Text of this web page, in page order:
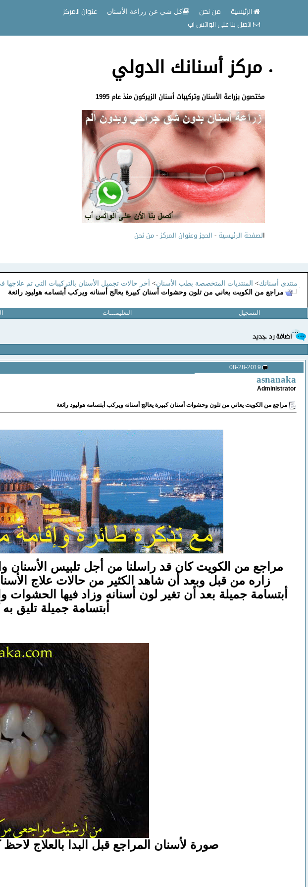
الرئيسية من نحن كل شي عن زراعة الأسنان
عنوان المركز
اتصل بنا على الواتس اب
مركز أسنانك الدولي
مختصون بزراعة الأسنان وتركيبات أسنان الزيركون منذ عام 1995
الصفحة الرئيسية - الحجز وعنوان المركز-من نحن
منتدى أسنانك> المنتديات المتخصصة بطب الأسنان> أخر حالات تجميل الأسنان بالتركيبات التي تم
مراجع من الكويت يعاني من تلون وحشوات أسنان كبيرة يعالج أسنانه ويركب أبتسامه هوليود رائعة
التسجيل التعليمـــات
08-28-2019
asnanaka
Administrator
مراجع من الكويت يعاني من تلون وحشوات أسنان كبيرة يعالج أسنانه ويركب أبتسامه هوليود رائعة
مراجع من الكويت كان قد راسلنا من أجل تلبيس
زاره من قبل وبعد أن شاهد الكثير من حالات علاج
أبتسامة جميلة بعد أن تغير لون أسنانه وزاد فيها
أبتسامة جميلة تليق
صورة لأسنان المراجع قبل البدا بالعلاج